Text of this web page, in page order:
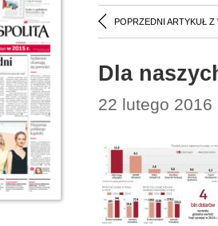
POPRZEDNI ARTYKUŁ Z
Dla
22 lutego 2016